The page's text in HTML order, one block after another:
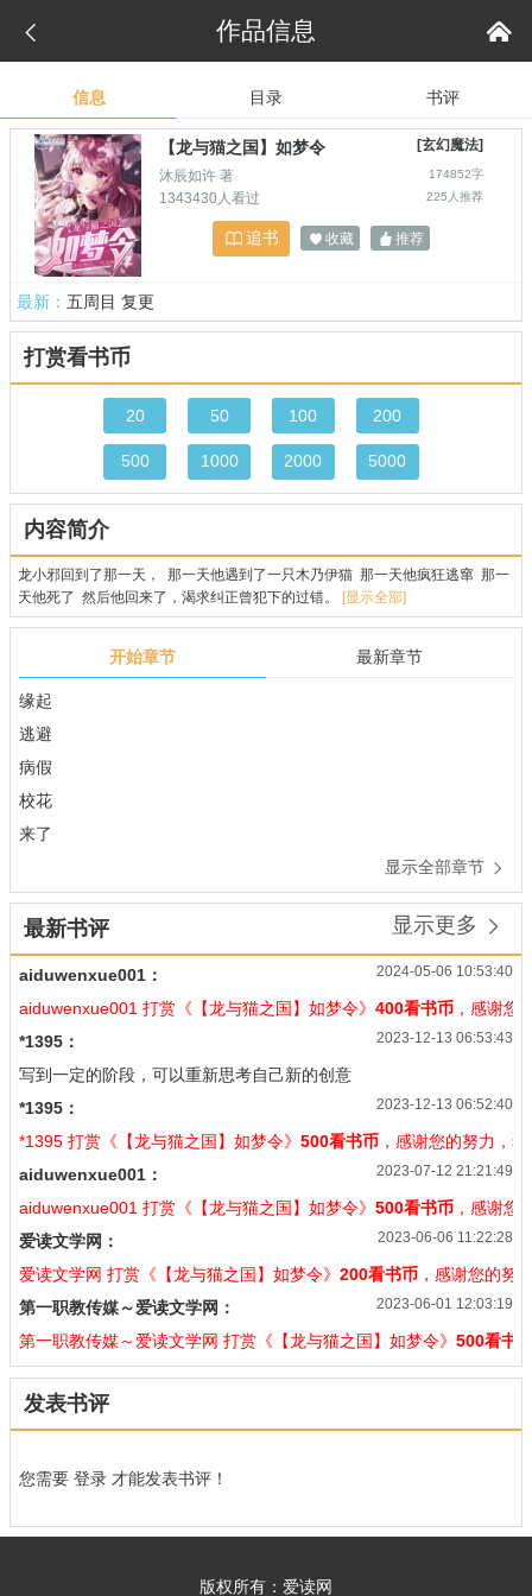
 
作品信息
信息 目录 书评
[玄幻魔法]
【龙与猫之国】如梦令
174852字
沐辰如许 著
225人推荐
1343430人看过
 追书  收藏  推荐
最新： 五周目 复更
打赏看书币
20 50 100 200
500 1000 2000 5000
内容简介
龙小邪回到了那一天， 那一天他遇到了一只木乃伊猫 那一天他疯狂逃窜 那一
天他死了 然后他回来了，渴求纠正曾犯下的过错。
[显示全部]
开始章节 最新章节
缘起
逃避
病假
校花
来了
显示全部章节 
最新书评 显示更多 
2024-05-06 10:53:40
aiduwenxue001：
aiduwenxue001 打赏《【龙与猫之国】如梦令》400看书币 ，感谢您
2023-12-13 06:53:43
*1395：
写到一定的阶段，可以重新思考自己新的创意
2023-12-13 06:52:40
*1395：
*1395 打赏《【龙与猫之国】如梦令》500看书币 ，感谢您的努力，
2023-07-12 21:21:49
aiduwenxue001：
aiduwenxue001 打赏《【龙与猫之国】如梦令》500看书币 ，感谢您
2023-06-06 11:22:28
爱读文学网：
爱读文学网 打赏《【龙与猫之国】如梦令》200看书币 ，感谢您的努
2023-06-01 12:03:19
第一职教传媒～爱读文学网：
第一职教传媒～爱读文学网 打赏《【龙与猫之国】如梦令》500看书
发表书评
您需要登录 才能发表书评！
版权所有：爱读网